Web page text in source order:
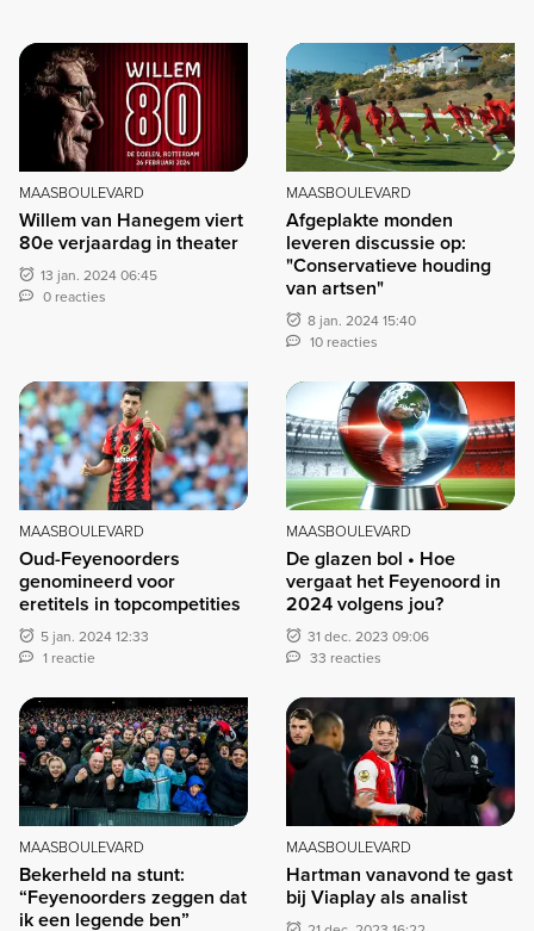
MAASBOULEVARD
Willem van Hanegem viert
80e verjaardag in theater
13 jan. 2024 06:45
0 reacties
MAASBOULEVARD
Afgeplakte monden
leveren discussie op:
"Conservatieve houding
van artsen"
8 jan. 2024 15:40
10 reacties
MAASBOULEVARD
Oud-Feyenoorders
genomineerd voor
eretitels in topcompetities
5 jan. 2024 12:33
1 reactie
MAASBOULEVARD
De glazen bol • Hoe
vergaat het Feyenoord in
2024 volgens jou?
31 dec. 2023 09:06
33 reacties
MAASBOULEVARD
Bekerheld na stunt:
“Feyenoorders zeggen dat
ik een legende ben”
MAASBOULEVARD
Hartman vanavond te gast
bij Viaplay als analist